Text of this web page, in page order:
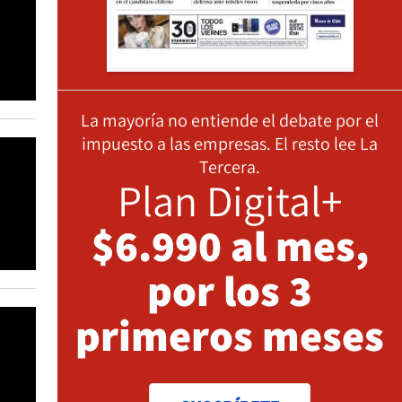
La mayoría no entiende el debate por el
impuesto a las empresas. El resto lee La
Tercera.
Plan Digital+
$6.990 al mes,
por los 3
primeros meses